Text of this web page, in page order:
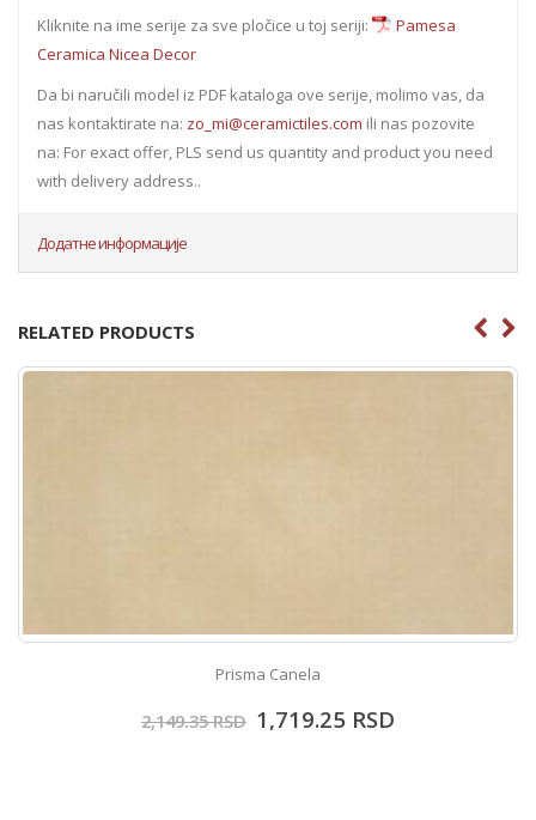
Kliknite na ime serije za sve pločice u toj seriji:
Pamesa
Ceramica Nicea Decor
Da bi naručili model iz PDF kataloga ove serije, molimo vas, da
nas kontaktirate na: zo_mi@ceramictiles.com ili nas pozovite
na: For exact offer, PLS send us quantity and product you need
with delivery address..
Додатне информације
RELATED PRODUCTS
Prisma Canela
2,149.35RSD 1,719.25 RSD